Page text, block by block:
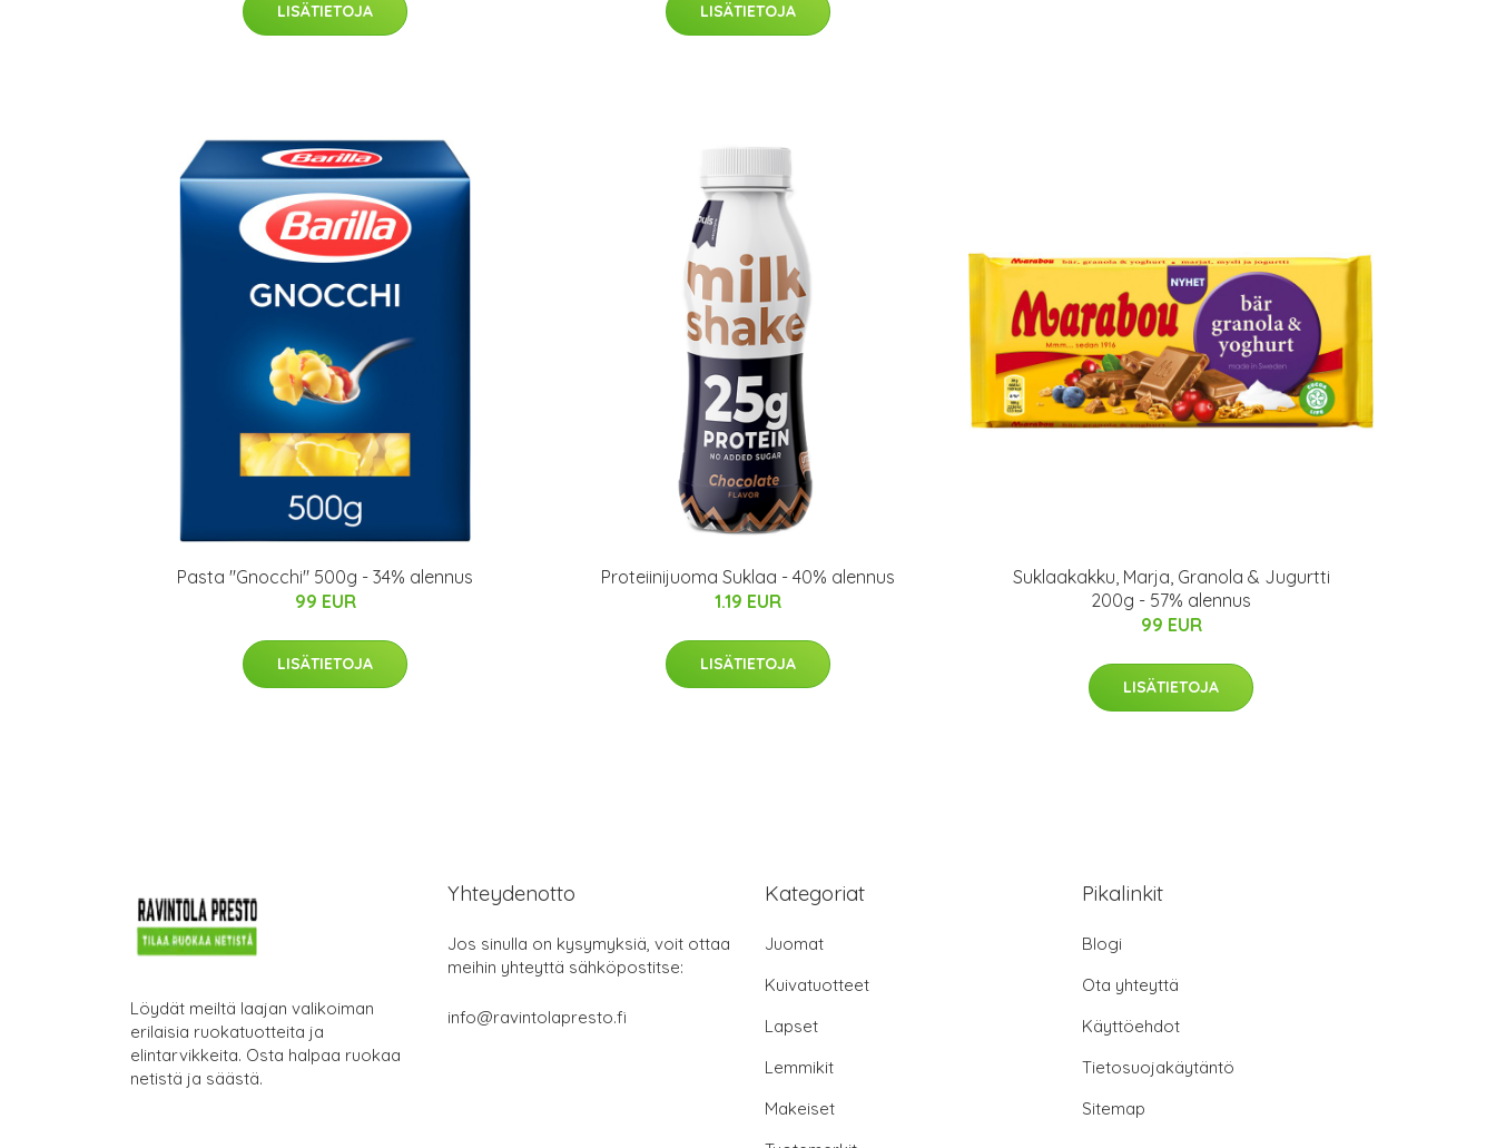
LISÄTIETOJA LISÄTIETOJA
Pasta "Gnocchi" 500g - 34% alennus
99 EUR
LISÄTIETOJA
Proteiinijuoma Suklaa - 40% alennus
1.19 EUR
LISÄTIETOJA
Suklaakakku, Marja, Granola & Jugurtti
200g - 57% alennus
99 EUR
LISÄTIETOJA
Löydät meiltä laajan valikoiman
erilaisia ruokatuotteita ja
elintarvikkeita. Osta halpaa ruokaa
netistä ja säästä.
Yhteydenotto
Jos sinulla on kysymyksiä, voit ottaa
meihin yhteyttä sähköpostitse:
info@ravintolapresto.fi
Kategoriat
Juomat
Kuivatuotteet
Lapset
Lemmikit
Makeiset
Pikalinkit
Blogi
Ota yhteyttä
Käyttöehdot
Tietosuojakäytäntö
Sitemap